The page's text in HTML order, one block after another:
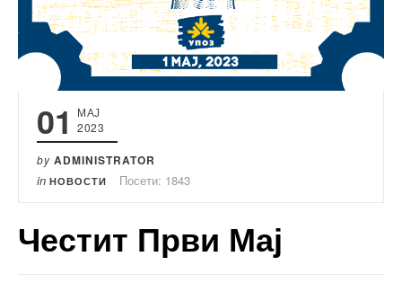
01
МАЈ
2023
by ADMINISTRATOR
in НОВОСТИ Посети: 1843
Честит Први Мај